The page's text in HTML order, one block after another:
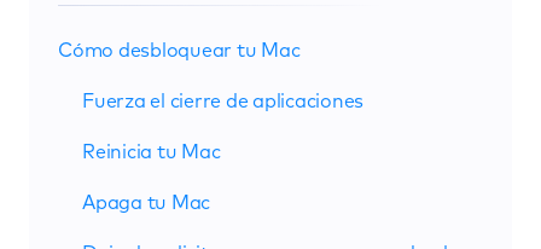
Cómo desbloquear tu Mac
Fuerza el cierre de aplicaciones
Reinicia tu Mac
Apaga tu Mac